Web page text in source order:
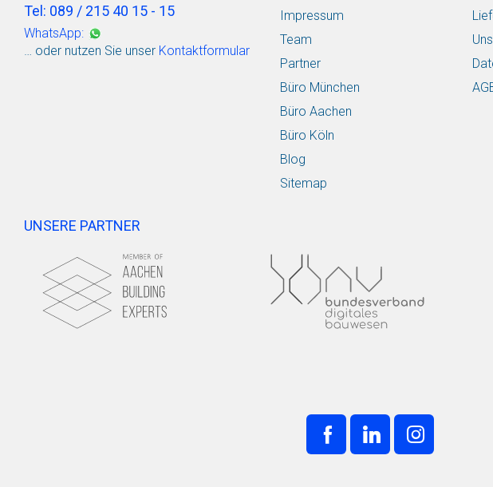
Tel: 089 / 215 40 15 - 15
WhatsApp:
… oder nutzen Sie unser Kontaktformular
Impressum
Team
Partner
Büro München
Büro Aachen
Büro Köln
Blog
Sitemap
UNSERE PARTNER